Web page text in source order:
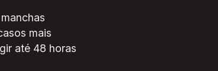
mais
até 48 horas